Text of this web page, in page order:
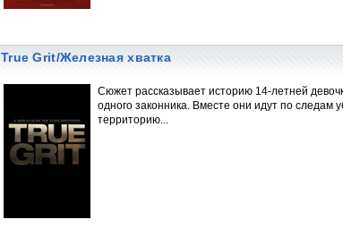
True Grit/Железная хватка
Сюжет рассказывает историю 14-летней
одного законника. Вместе они идут по
территорию...